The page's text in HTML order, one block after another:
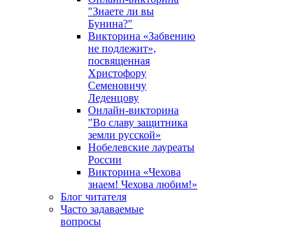
"Знаете ли вы
Бунина?"
Викторина «Забвению
не подлежит»,
посвященная
Христофору
Семеновичу
Леденцову
Онлайн-викторина
"Во славу защитника
земли русской»
Нобелевские лауреаты
России
Викторина «Чехова
знаем! Чехова любим!»
Блог читателя
Часто задаваемые
вопросы